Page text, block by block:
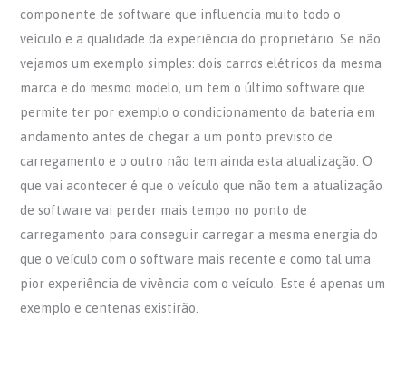
componente de software que influencia muito todo o
veículo e a qualidade da experiência do proprietário. Se não
vejamos um exemplo simples: dois carros elétricos da mesma
marca e do mesmo modelo, um tem o último software que
permite ter por exemplo o condicionamento da bateria em
andamento antes de chegar a um ponto previsto de
carregamento e o outro não tem ainda esta atualização. O
que vai acontecer é que o veículo que não tem a atualização
de software vai perder mais tempo no ponto de
carregamento para conseguir carregar a mesma energia do
que o veículo com o software mais recente e como tal uma
pior experiência de vivência com o veículo. Este é apenas um
exemplo e centenas existirão.